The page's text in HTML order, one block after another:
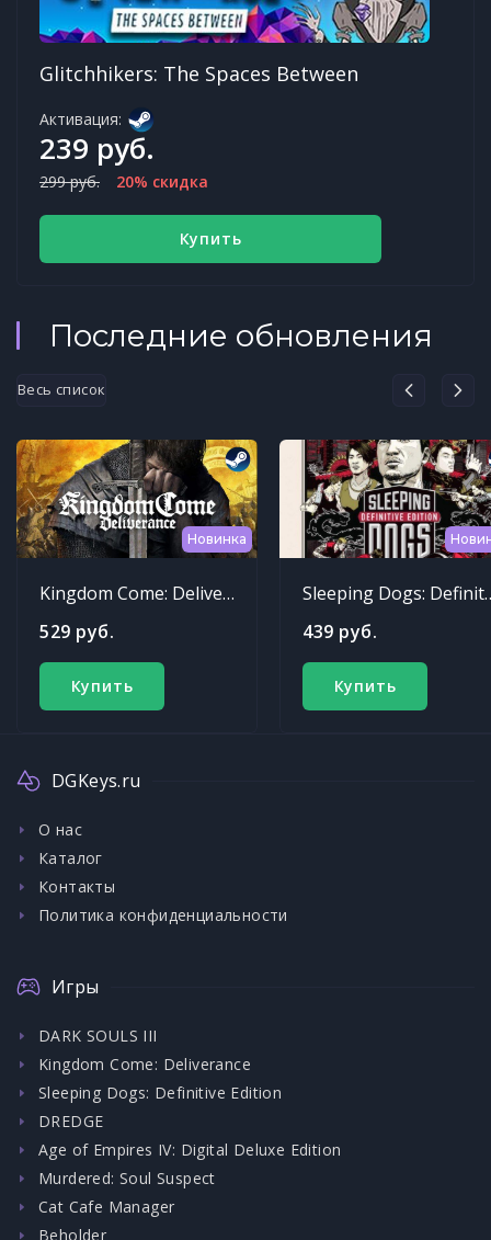
Glitchhikers: The Spaces Between
Активация:
239 руб.
299 руб. 20% скидка
Купить
Последние обновления
Весь список
Новинка
Kingdom Come: Deliverance
529 руб.
Купить
Sleeping
439 руб.
Купить
DGKeys.ru
О нас
Каталог
Контакты
Политика конфиденциальности
Игры
DARK SOULS III
Kingdom Come: Deliverance
Sleeping Dogs: Definitive Edition
DREDGE
Age of Empires IV: Digital Deluxe Edition
Murdered: Soul Suspect
Cat Cafe Manager
Beholder